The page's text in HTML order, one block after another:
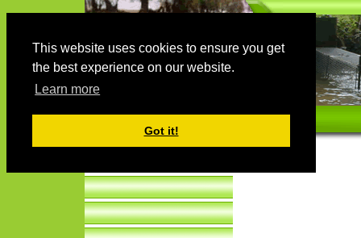
This website uses cookies to ensure you get
the best experience on our website.
Learn more
Got it!